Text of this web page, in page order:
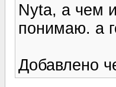
Nyta, а чем
понимаю. а
Добавлено